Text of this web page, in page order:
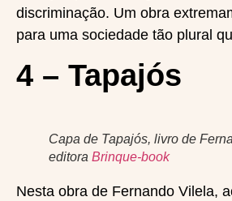
discriminação. Um obra
para uma sociedade tão plural
4 – Tapajós
Capa de Tapajós, livro de
editora Brinque-book
Nesta obra de Fernando Vilela,